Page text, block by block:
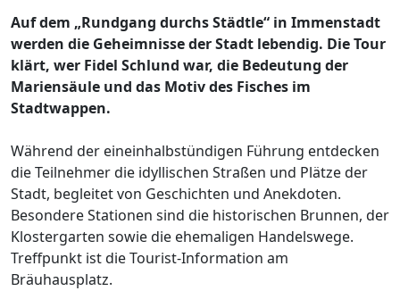
Auf dem „Rundgang durchs Städtle“ in Immenstadt
werden die Geheimnisse der Stadt lebendig. Die Tour
klärt, wer Fidel Schlund war, die Bedeutung der
Mariensäule und das Motiv des Fisches im
Stadtwappen.
Während der eineinhalbstündigen Führung entdecken
die Teilnehmer die idyllischen Straßen und Plätze der
Stadt, begleitet von Geschichten und Anekdoten.
Besondere Stationen sind die historischen Brunnen, der
Klostergarten sowie die ehemaligen Handelswege.
Treffpunkt ist die Tourist-Information am
Bräuhausplatz.